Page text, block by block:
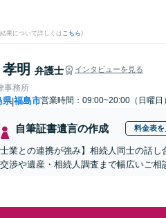
果について詳しくは こちら)
明 弁護士 インタビューを見る
事務所
県|福島市営業時間：09:00~20:00（日曜日）
自筆証書遺言の作成 料金表を
士業との連携が強み】相続人同士の話
渉や遺産・相続人調査まで幅広いご相